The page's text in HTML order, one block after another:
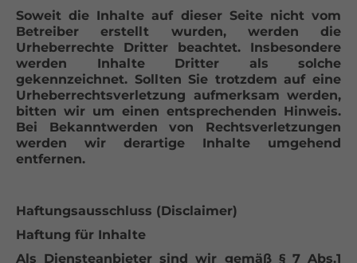
Soweit die Inhalte auf dieser Seite nicht vom
Betreiber erstellt wurden, werden die
Urheberrechte Dritter beachtet. Insbesondere
werden Inhalte Dritter als solche
gekennzeichnet. Sollten Sie trotzdem auf eine
Urheberrechtsverletzung aufmerksam werden,
bitten wir um einen entsprechenden Hinweis.
Bei Bekanntwerden von Rechtsverletzungen
werden wir derartige Inhalte umgehend
entfernen.
Haftungsausschluss (Disclaimer)
Haftung für Inhalte
Als Diensteanbieter sind wir gemäß § 7 Abs.1